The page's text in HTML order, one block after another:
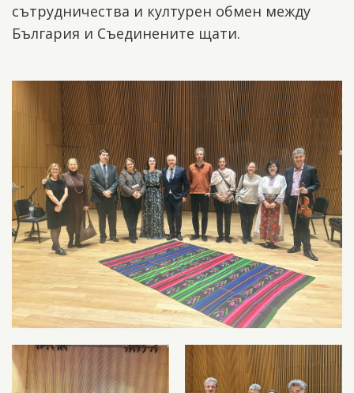
сътрудничества и културен обмен между
България и Съединените щати.